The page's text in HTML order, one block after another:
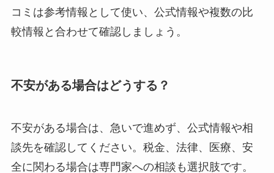
コミは参考情報として使い、公式情報や複数の比
較情報と合わせて確認しましょう。
不安がある場合はどうする？
不安がある場合は、急いで進めず、公式情報や相
談先を確認してください。税金、法律、医療、安
全に関わる場合は専門家への相談も選択肢です。